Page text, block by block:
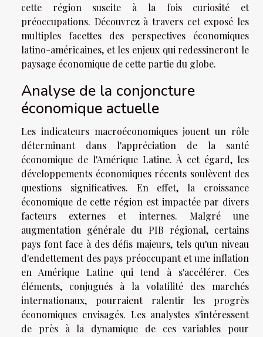
cette région suscite à la fois curiosité et
préoccupations. Découvrez à travers cet exposé les
multiples facettes des perspectives économiques
latino-américaines, et les enjeux qui redessineront le
paysage économique de cette partie du globe.
Analyse de la conjoncture
économique actuelle
Les indicateurs macroéconomiques jouent un rôle
déterminant dans l'appréciation de la santé
économique de l'Amérique Latine. À cet égard, les
développements économiques récents soulèvent des
questions significatives. En effet, la croissance
économique de cette région est impactée par divers
facteurs externes et internes. Malgré une
augmentation générale du PIB régional, certains
pays font face à des défis majeurs, tels qu'un niveau
d'endettement des pays préoccupant et une inflation
en Amérique Latine qui tend à s'accélérer. Ces
éléments, conjugués à la volatilité des marchés
internationaux, pourraient ralentir les progrès
économiques envisagés. Les analystes s'intéressent
de près à la dynamique de ces variables pour